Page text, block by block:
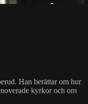
Han berättar om hur
kyrkor och om